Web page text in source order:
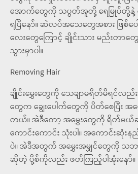
အောက်တွေကို သပွတ်အူတို့ ရေမြုပ်တို့နဲ့
ရပြီနော်။ ဆဲလပ်အသေတွေအစား ဖြ
လေးတွေကြောင့် ချိုင်းသား မည်းတာ
သွားမှာပါ။
Removing Hair
ချိုင်းမွှေးတွေကို သေချာမရိတ်မိရင်လည်
တွေက ချွေးပေါက်တွေကို ပိတ်စေပြီး အရ
တယ်။ အဲဒီတော့ အမွှေးတွေကို ရိတ်မယ်
ကောင်းကောင်း သုံးပါ။ အကောင်းဆုံး
ပဲ။ အဲဒီအတွက် အမွှေးအမျှင်တွေကို သဘ
ဆိုတဲ့ ပို့စ်ကိုလည်း ဖတ်ကြည့်ပါအုံးနော်။